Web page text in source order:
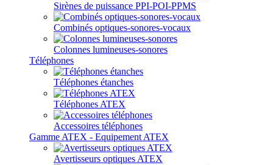
Sirènes de puissance PPI-POI-PPMS
Combinés optiques-sonores-vocaux
Colonnes lumineuses-sonores
Téléphones
Téléphones étanches
Téléphones ATEX
Accessoires téléphones
Gamme ATEX - Equipement ATEX
Avertisseurs optiques ATEX